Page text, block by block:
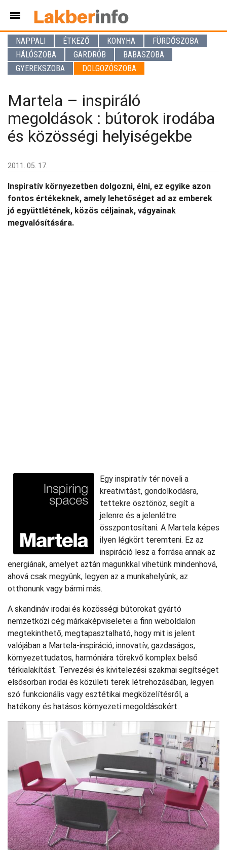
NAPPALI ÉTKEZŐ KONYHA
FÜRDŐSZOBA
HÁLÓSZOBA
GARDRÓB
BABASZOBA
GYEREKSZOBA
DOLGOZÓSZOBA
Martela – inspiráló
megoldások : bútorok irodába
és közösségi helyiségekbe
2011. 05. 17.
Inspiratív környezetben dolgozni, élni, ez egyike azon
fontos értékeknek, amely lehetőséget ad az emberek
jó együttlétének, közös céljainak, vágyainak
megvalósítására.
Egy inspiratív tér növeli a
kreativitást, gondolkodásra,
tettekre ösztönöz, segít a
jelenre és a jelenlétre
összpontosítani. A Martela képes
ilyen légkört teremteni. Ez az
inspiráció lesz a forrása annak az
energiának, amelyet aztán magunkkal vihetünk mindenhová,
ahová csak megyünk, legyen az a munkahelyünk, az
otthonunk vagy bármi más.
A skandináv irodai és közösségi bútorokat gyártó
nemzetközi cég márkaképviseletei a finn weboldalon
megtekinthető, megtapasztalható, hogy mit is jelent
valójában a Martela-inspiráció; innovatív, gazdaságos,
környezettudatos, harmóniára törekvő komplex belső
térkialakítást. Tervezési és kivitelezési szakmai segítséget
elsősorban irodai és közületi terek létrehozásában, legyen
szó funkcionális vagy esztétikai megközelítésről, a
hatékony és hatásos környezeti megoldásokért.